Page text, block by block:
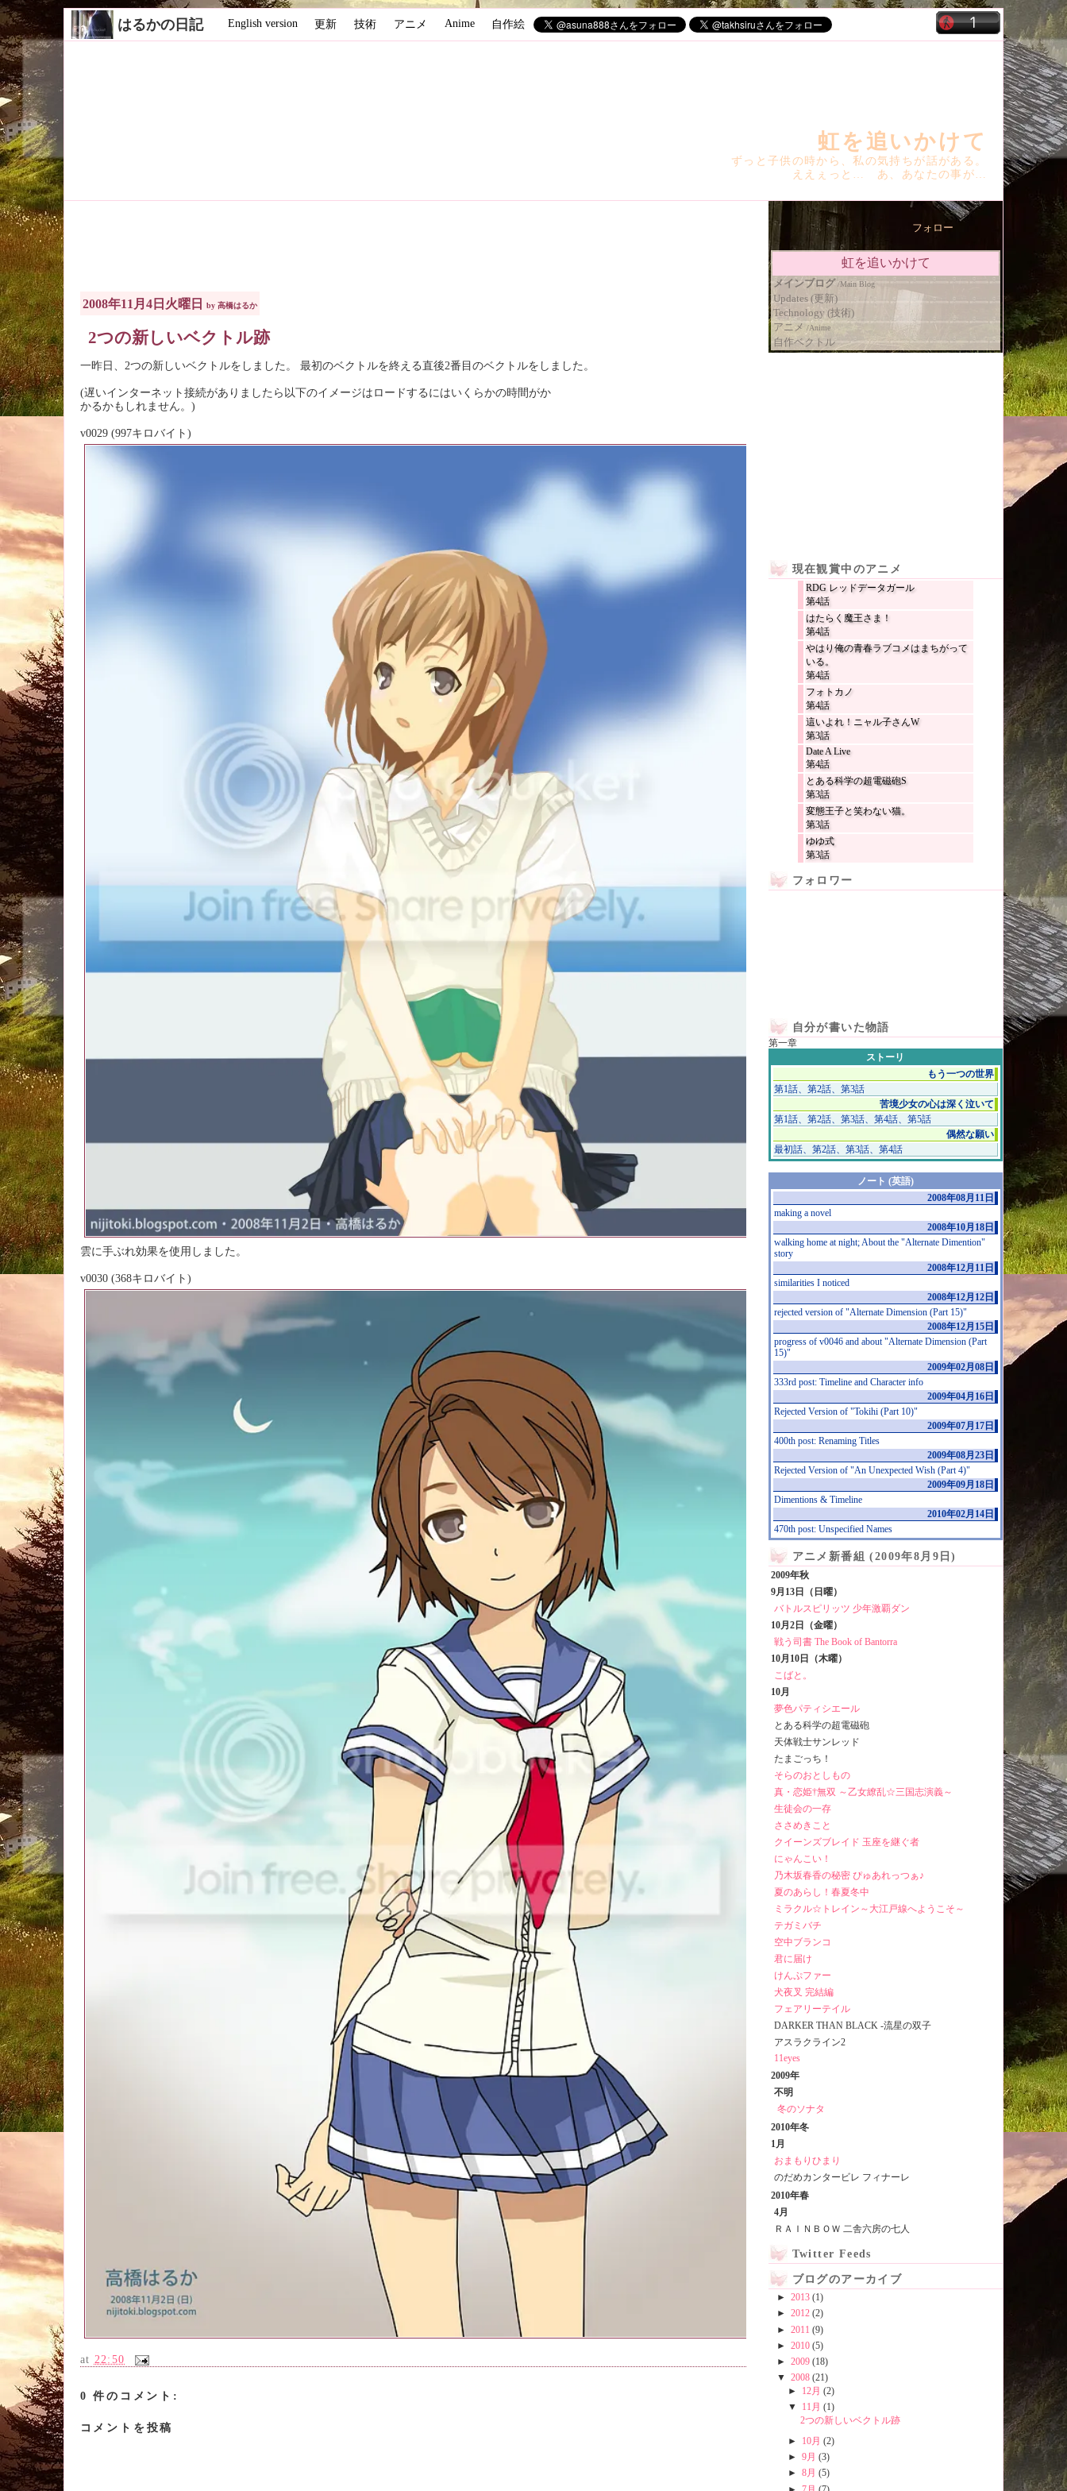
はるかの日記 English version 更新 技術 アニメ Anime 自作絵
虹を追いかけて
ずっと子供の時から、私の気持ちが話がある。
ええぇっと… あ、あなたの事が…
2008年11月4日火曜日 by 高橋はるか
2つの新しいベクトル跡
一昨日、2つの新しいベクトルをしました。 最初のベクトルを終える直後2番目のベクトルをしました。
(遅いインターネット接続がありましたら以下のイメージはロードするにはいくらかの時間がか
かるかもしれません。)
v0029 (997キロバイト)
雲に手ぶれ効果を使用しました。
v0030 (368キロバイト)
at 22:50
0 件のコメント:
コメントを投稿
フォロー
虹を追いかけて
メインブログ /Main Blog
Updates (更新)
Technology (技術)
アニメ /Anime
自作ベクトル
現在観賞中のアニメ
RDG レッドデータガール
第4話
はたらく魔王さま！
第4話
やはり俺の青春ラブコメはまちがって
いる。
第4話
フォトカノ
第4話
這いよれ！ニャル子さんW
第3話
Date A Live
第4話
とある科学の超電磁砲S
第3話
変態王子と笑わない猫。
第3話
ゆゆ式
第3話
フォロワー
自分が書いた物語
第一章
ストーリ
もう一つの世界
第1話、 第2話、 第3話
苦境少女の心は深く泣いて
第1話、 第2話、 第3話、 第4話、 第5話
偶然な願い
最初話、 第2話、 第3話、 第4話
ノート (英語)
2008年08月11日
making a novel
2008年10月18日
walking home at night; About the "Alternate Dimention"
story
2008年12月11日
similarities I noticed
2008年12月12日
rejected version of "Alternate Dimension (Part 15)"
2008年12月15日
progress of v0046 and about "Alternate Dimension (Part
15)"
2009年02月08日
333rd post: Timeline and Character info
2009年04月16日
Rejected Version of "Tokihi (Part 10)"
2009年07月17日
400th post: Renaming Titles
2009年08月23日
Rejected Version of "An Unexpected Wish (Part 4)"
2009年09月18日
Dimentions & Timeline
2010年02月14日
470th post: Unspecified Names
アニメ新番組 (2009年8月9日)
2009年秋
9月13日（日曜）
バトルスピリッツ 少年激覇ダン
10月2日（金曜）
戦う司書 The Book of Bantorra
10月10日（木曜）
こばと。
10月
夢色パティシエール
とある科学の超電磁砲
天体戦士サンレッド
たまごっち！
そらのおとしもの
真・恋姫†無双 ～乙女繚乱☆三国志演義～
生徒会の一存
ささめきこと
クイーンズブレイド 玉座を継ぐ者
にゃんこい！
乃木坂春香の秘密 ぴゅあれっつぁ♪
夏のあらし！春夏冬中
ミラクル☆トレイン～大江戸線へようこそ～
テガミバチ
空中ブランコ
君に届け
けんぷファー
犬夜叉 完結編
フェアリーテイル
DARKER THAN BLACK -流星の双子
アスラクライン2
11eyes
2009年
不明
冬のソナタ
2010年冬
1月
おまもりひまり
のだめカンタービレ フィナーレ
2010年春
4月
ＲＡＩＮＢＯＷ 二舎六房の七人
Twitter Feeds
ブログのアーカイブ
► 2013 (1)
► 2012 (2)
► 2011 (9)
► 2010 (5)
► 2009 (18)
▼ 2008 (21)
► 12月(2)
▼ 11月(1)
2つの新しいベクトル跡
► 10月(2)
►9月(3)
►8月(5)